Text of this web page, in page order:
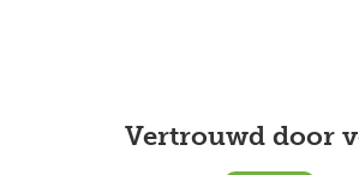
Vertrouwd door